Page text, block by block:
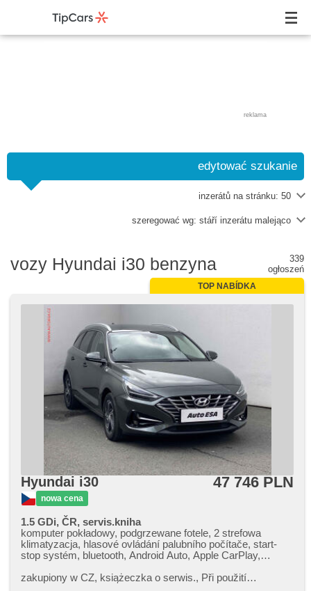
reklama
edytować szukanie
inzerátů na stránku: 50
szeregować wg: stáří inzerátu malejąco
vozy Hyundai i30 benzyna
339
ogłoszeń
TOP NABÍDKA
Hyundai i30
nowa cena
47 746 PLN
1.5 GDi, ČR, servis.kniha
komputer pokładowy, podgrzewane fotele, 2 strefowa
klimatyzacja, hlasové ovládání palubního počítače, start-
stop systém, bluetooth, Android Auto, Apple CarPlay,
szyby, klimatronic, tempomat, regulowana kierownica,
zakupiony w CZ,​ książeczka o serwis.,​ Při použití